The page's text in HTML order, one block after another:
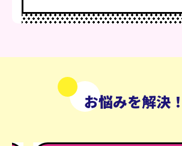
お悩みを解決！